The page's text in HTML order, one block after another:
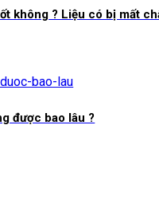
không ? Liệu có bị mất
được bao lâu ?